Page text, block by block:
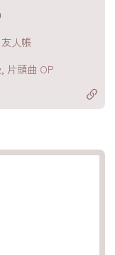
人帳
片頭曲 OP